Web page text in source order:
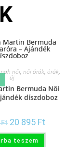
női, női órák, órák,
új
Bermuda Női
díszdoboz
Ft 20 895 Ft
teszem